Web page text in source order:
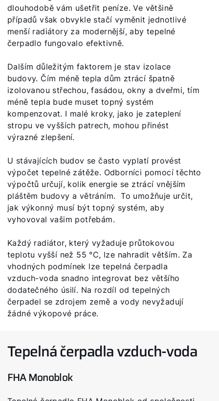
dlouhodobě vám ušetřit peníze. Ve většině
případů však obvykle stačí vyměnit jednotlivé
menší radiátory za modernější, aby tepelné
čerpadlo fungovalo efektivně.
Dalším důležitým faktorem je stav izolace
budovy. Čím méně tepla dům ztrácí špatně
izolovanou střechou, fasádou, okny a dveřmi, tím
méně tepla bude muset topný systém
kompenzovat. I malé kroky, jako je zateplení
stropu ve vyšších patrech, mohou přinést
výrazné zlepšení.
U stávajících budov se často vyplatí provést
výpočet tepelné zátěže. Odborníci pomocí těchto
výpočtů určují, kolik energie se ztrácí vnějším
pláštěm budovy a větráním. To umožňuje určit,
jak výkonný musí být topný systém, aby
vyhovoval vašim potřebám.
Každý radiátor, který vyžaduje průtokovou
teplotu vyšší než 55 °C, lze nahradit větším. Za
vhodných podmínek lze tepelná čerpadla
vzduch-voda snadno integrovat bez většího
dodatečného úsilí. Na rozdíl od tepelných
čerpadel se zdrojem země a vody nevyžadují
žádné výkopové práce.
Tepelná čerpadla vzduch-voda
FHA Monoblok
Dobrý den!
Jak vám můžeme pomoct?
Kontakty a pobočky
Vyhledejte servisního technika
Obchodní tým
Kariéra
5letá záruka